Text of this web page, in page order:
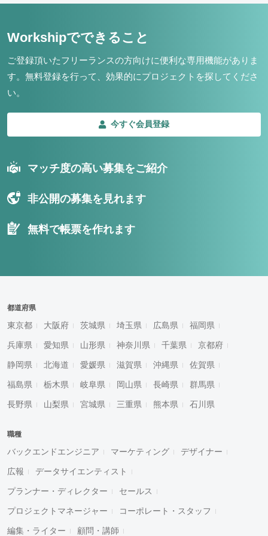
Workshipでできること
ご登録頂いたフリーランスの方向けに便利な専用機能がありま
す。 無料登録を行って、効果的にプロジェクトを探してくださ
い。
今すぐ会員登録
マッチ度の高い募集をご紹介
非公開の募集を見れます
無料で帳票を作れます
都道府県
東京都 大阪府 茨城県 埼玉県 広島県 福岡県
兵庫県 愛知県 山形県 神奈川県 千葉県 京都府
静岡県 北海道 愛媛県 滋賀県 沖縄県 佐賀県
福島県 栃木県 岐阜県 岡山県 長崎県 群馬県
長野県 山梨県 宮城県 三重県 熊本県 石川県
職種
バックエンドエンジニア マーケティング デザイナー
広報 データサイエンティスト
プランナー・ディレクター セールス
プロジェクトマネージャー コーポレート・スタッフ
編集・ライター 顧問・講師